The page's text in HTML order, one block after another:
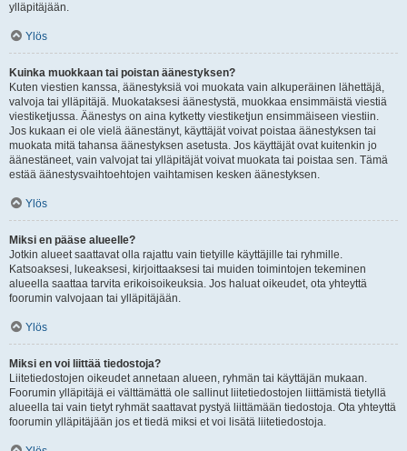
ylläpitäjään.
Ylös
Kuinka muokkaan tai poistan äänestyksen?
Kuten viestien kanssa, äänestyksiä voi muokata vain alkuperäinen lähettäjä,
valvoja tai ylläpitäjä. Muokataksesi äänestystä, muokkaa ensimmäistä viestiä
viestiketjussa. Äänestys on aina kytketty viestiketjun ensimmäiseen viestiin.
Jos kukaan ei ole vielä äänestänyt, käyttäjät voivat poistaa äänestyksen tai
muokata mitä tahansa äänestyksen asetusta. Jos käyttäjät ovat kuitenkin jo
äänestäneet, vain valvojat tai ylläpitäjät voivat muokata tai poistaa sen. Tämä
estää äänestysvaihtoehtojen vaihtamisen kesken äänestyksen.
Ylös
Miksi en pääse alueelle?
Jotkin alueet saattavat olla rajattu vain tietyille käyttäjille tai ryhmille.
Katsoaksesi, lukeaksesi, kirjoittaaksesi tai muiden toimintojen tekeminen
alueella saattaa tarvita erikoisoikeuksia. Jos haluat oikeudet, ota yhteyttä
foorumin valvojaan tai ylläpitäjään.
Ylös
Miksi en voi liittää tiedostoja?
Liitetiedostojen oikeudet annetaan alueen, ryhmän tai käyttäjän mukaan.
Foorumin ylläpitäjä ei välttämättä ole sallinut liitetiedostojen liittämistä tietyllä
alueella tai vain tietyt ryhmät saattavat pystyä liittämään tiedostoja. Ota yhteyttä
foorumin ylläpitäjään jos et tiedä miksi et voi lisätä liitetiedostoja.